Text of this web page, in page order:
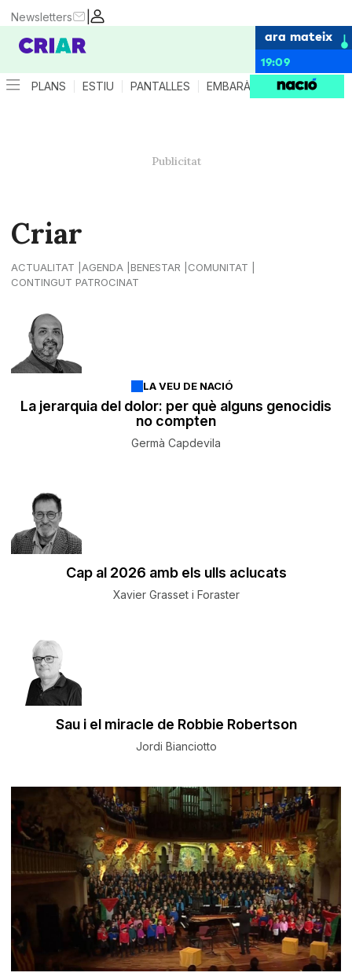
|
Newsletters
ara mateix
19:09
PLANS ESTIU PANTALLES EMBARÀS CRIANÇA
Criar
ACTUALITAT AGENDA BENESTAR
COMUNITAT
CONTINGUT PATROCINAT
LA VEU DE NACIÓ
La jerarquia del dolor: per què alguns genocidis
no compten
Germà Capdevila
Cap al 2026 amb els ulls aclucats
Xavier Grasset i Foraster
Sau i el miracle de Robbie Robertson
Jordi Bianciotto